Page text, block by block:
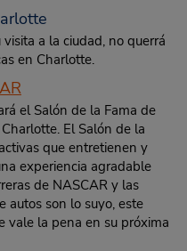
a la ciudad, no querrá
en Charlotte.
el Salón de la Fama de
El Salón de la
que entretienen y
experiencia agradable
de NASCAR y las
autos son lo suyo, este
vale la pena en su próxima